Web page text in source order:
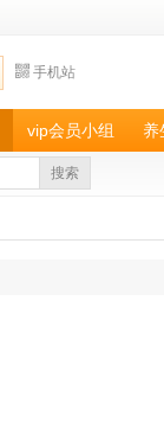
手机站
vip会员小组 养
搜索